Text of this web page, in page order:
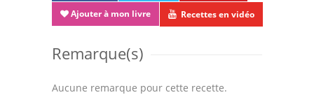
Ajouter à mon livre Recettes en vidéo
Remarque(s)
Aucune remarque pour cette recette.